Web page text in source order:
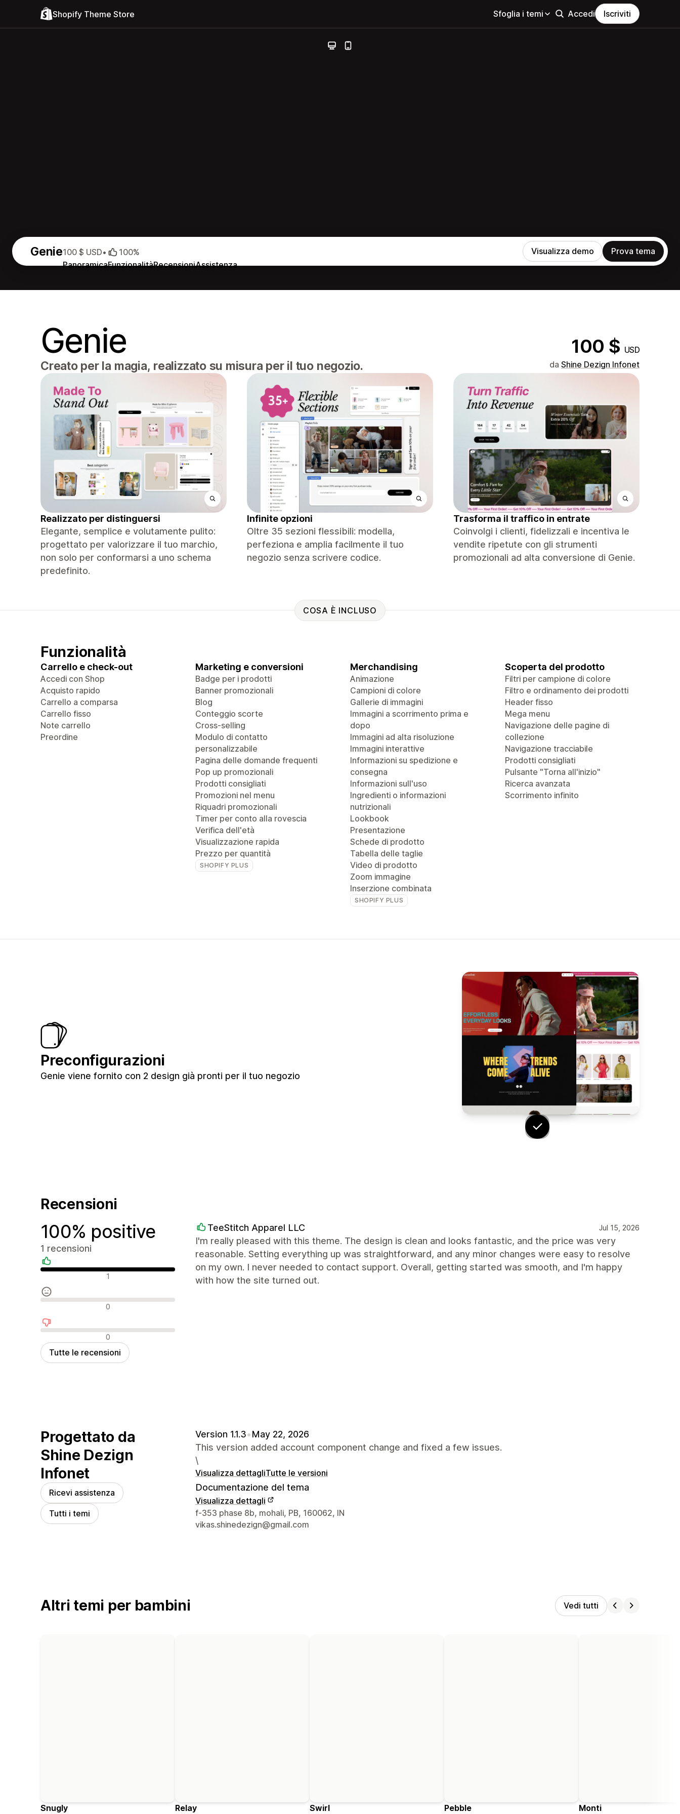
Shopify Theme Store Sfoglia i temi Accedi Iscriviti
Genie
PanoramicaFunzionalitàRecensioniAssistenza
100 $ USD• 100% Visualizza demo Prova tema
Genie 100 $ USD
Creato per la magia, realizzato su misura per il tuo negozio. da Shine Dezign Infonet
Realizzato per distinguersi
Elegante, semplice e volutamente pulito:
progettato per valorizzare il tuo marchio,
non solo per conformarsi a uno schema
predefinito.
Infinite opzioni
Oltre 35 sezioni flessibili: modella,
perfeziona e amplia facilmente il tuo
negozio senza scrivere codice.
Trasforma il traffico in entrate
Coinvolgi i clienti, fidelizzali e incentiva le
vendite ripetute con gli strumenti
promozionali ad alta conversione di Genie.
COSA È INCLUSO
Funzionalità
Carrello e check-out
Accedi con Shop
Acquisto rapido
Carrello a comparsa
Carrello fisso
Note carrello
Preordine
Marketing e conversioni
Badge per i prodotti
Banner promozionali
Blog
Conteggio scorte
Cross-selling
Modulo di contatto
personalizzabile
Pagina delle domande frequenti
Pop up promozionali
Prodotti consigliati
Promozioni nel menu
Riquadri promozionali
Timer per conto alla rovescia
Verifica dell'età
Visualizzazione rapida
Prezzo per quantità
SHOPIFY PLUS
Merchandising
Animazione
Campioni di colore
Gallerie di immagini
Immagini a scorrimento prima e
dopo
Immagini ad alta risoluzione
Immagini interattive
Informazioni su spedizione e
consegna
Informazioni sull'uso
Ingredienti o informazioni
nutrizionali
Lookbook
Presentazione
Schede di prodotto
Tabella delle taglie
Video di prodotto
Zoom immagine
Inserzione combinata
SHOPIFY PLUS
Scoperta del prodotto
Filtri per campione di colore
Filtro e ordinamento dei prodotti
Header fisso
Mega menu
Navigazione delle pagine di
collezione
Navigazione tracciabile
Prodotti consigliati
Pulsante "Torna all'inizio"
Ricerca avanzata
Scorrimento infinito
Preconfigurazioni
Genie viene fornito con 2 design già pronti per il tuo negozio
Recensioni
100% positive
1 recensioni
Recensioni positive
1
Recensioni neutrali
0
Recensioni negative
0
Tutte le recensioni
TeeStitch Apparel LLC Jul 15, 2026
I'm really pleased with this theme. The design is clean and looks fantastic, and the price was very
reasonable. Setting everything up was straightforward, and any minor changes were easy to resolve
on my own. I never needed to contact support. Overall, getting started was smooth, and I'm happy
with how the site turned out.
Progettato da
Shine Dezign
Infonet
Ricevi assistenza
Tutti i temi
Version 1.1.3•May 22, 2026
This version added account component change and fixed a few issues.
\
Visualizza dettagliTutte le versioni
Documentazione del tema
Visualizza dettagli
Recapiti del designer
f-353 phase 8b, mohali, PB, 160062, IN
vikas.shinedezign@gmail.com
Altri temi per bambini Vedi tutti
Snugly Relay Swirl Pebble Monti